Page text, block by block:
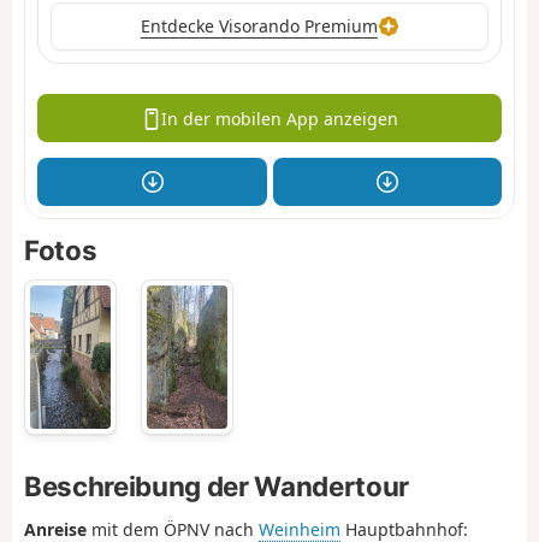
Entdecke Visorando Premium
In der mobilen App anzeigen
Fotos
Beschreibung der Wandertour
Anreise mit dem ÖPNV nach Weinheim Hauptbahnhof: